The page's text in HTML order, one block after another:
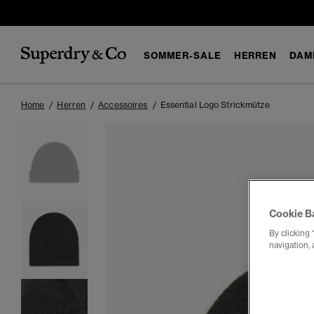
SOMMER-SALE HERREN
Home Herren Accessoires Essential Logo Strickmütze
Cookie
By clicking
navigation,